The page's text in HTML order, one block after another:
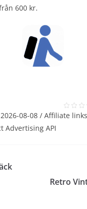
600 kr.
08-08 / Affiliate
Advertising API
Retro